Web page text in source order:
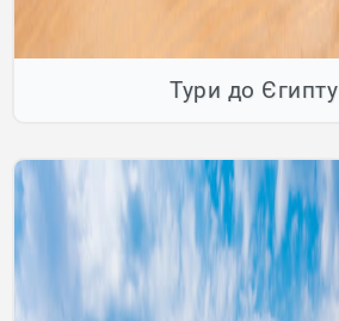
Тури до Єгипту